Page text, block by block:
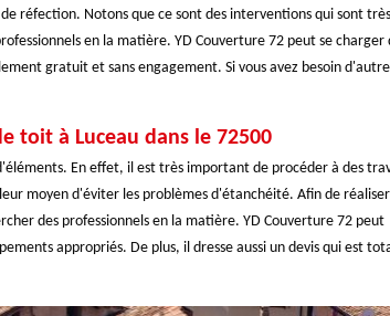
réfection. Notons que ce sont des interventions qui sont très
en la matière. YD Couverture 72 peut se charger
gratuit et sans engagement. Si vous avez besoin
toit à Luceau dans le 72500
En effet, il est très important de procéder à des
moyen d'éviter les problèmes d'étanchéité. Afin de
des professionnels en la matière. YD Couverture 72 peut
appropriés. De plus, il dresse aussi un devis qui est